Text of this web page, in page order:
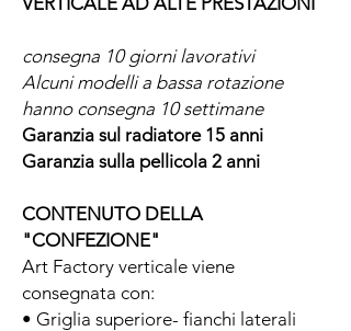
consegna 10 giorni lavorativi
Alcuni modelli a bassa rotazione
hanno consegna 10 settimane
Garanzia sul radiatore 15 anni
Garanzia sulla pellicola 2 anni
CONTENUTO DELLA
"CONFEZIONE"
Art Factory verticale viene
consegnata con:
• Griglia superiore- fianchi laterali